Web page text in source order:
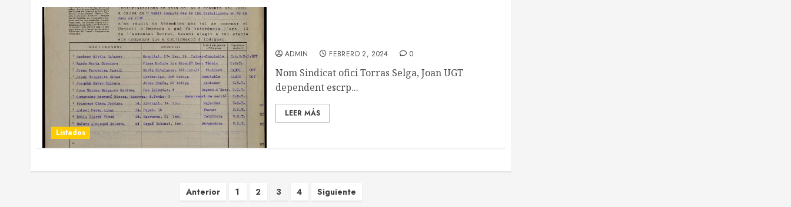
Listados
ADMIN FEBRERO 2, 2024 0
Nom Sindicat ofici Torras Selga, Joan UGT
dependent escrp...
LEER MÁS
Paginación
Anterior 1 2 3 4 Siguiente